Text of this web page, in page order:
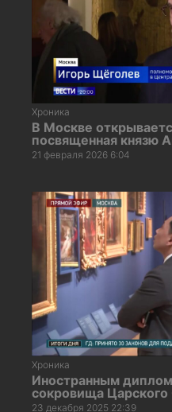
Хроника
В Москве
посвященная князю
21 февраля 2026 6:04
Хроника
Иностранным
сокровища Царского
23 декабря 2025 22:39